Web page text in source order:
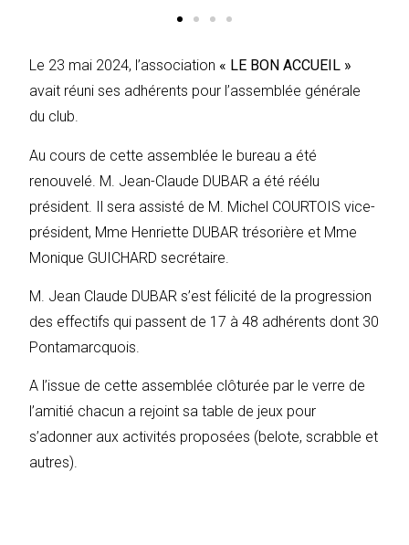
Le 23 mai 2024, l’association « LE BON ACCUEIL »
avait réuni ses adhérents pour l’assemblée générale
du club.
Au cours de cette assemblée le bureau a été
renouvelé. M. Jean-Claude DUBAR a été réélu
président. Il sera assisté de M. Michel COURTOIS vice-
président, Mme Henriette DUBAR trésorière et Mme
Monique GUICHARD secrétaire.
M. Jean Claude DUBAR s’est félicité de la progression
des effectifs qui passent de 17 à 48 adhérents dont 30
Pontamarcquois.
A l’issue de cette assemblée clôturée par le verre de
l’amitié chacun a rejoint sa table de jeux pour
s’adonner aux activités proposées (belote, scrabble et
autres).